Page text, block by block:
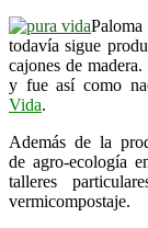
Paloma
todavía sigue
cajones de
y fue así como
Vida.
Además de la
de agro-ecología
talleres
vermicompostaje.